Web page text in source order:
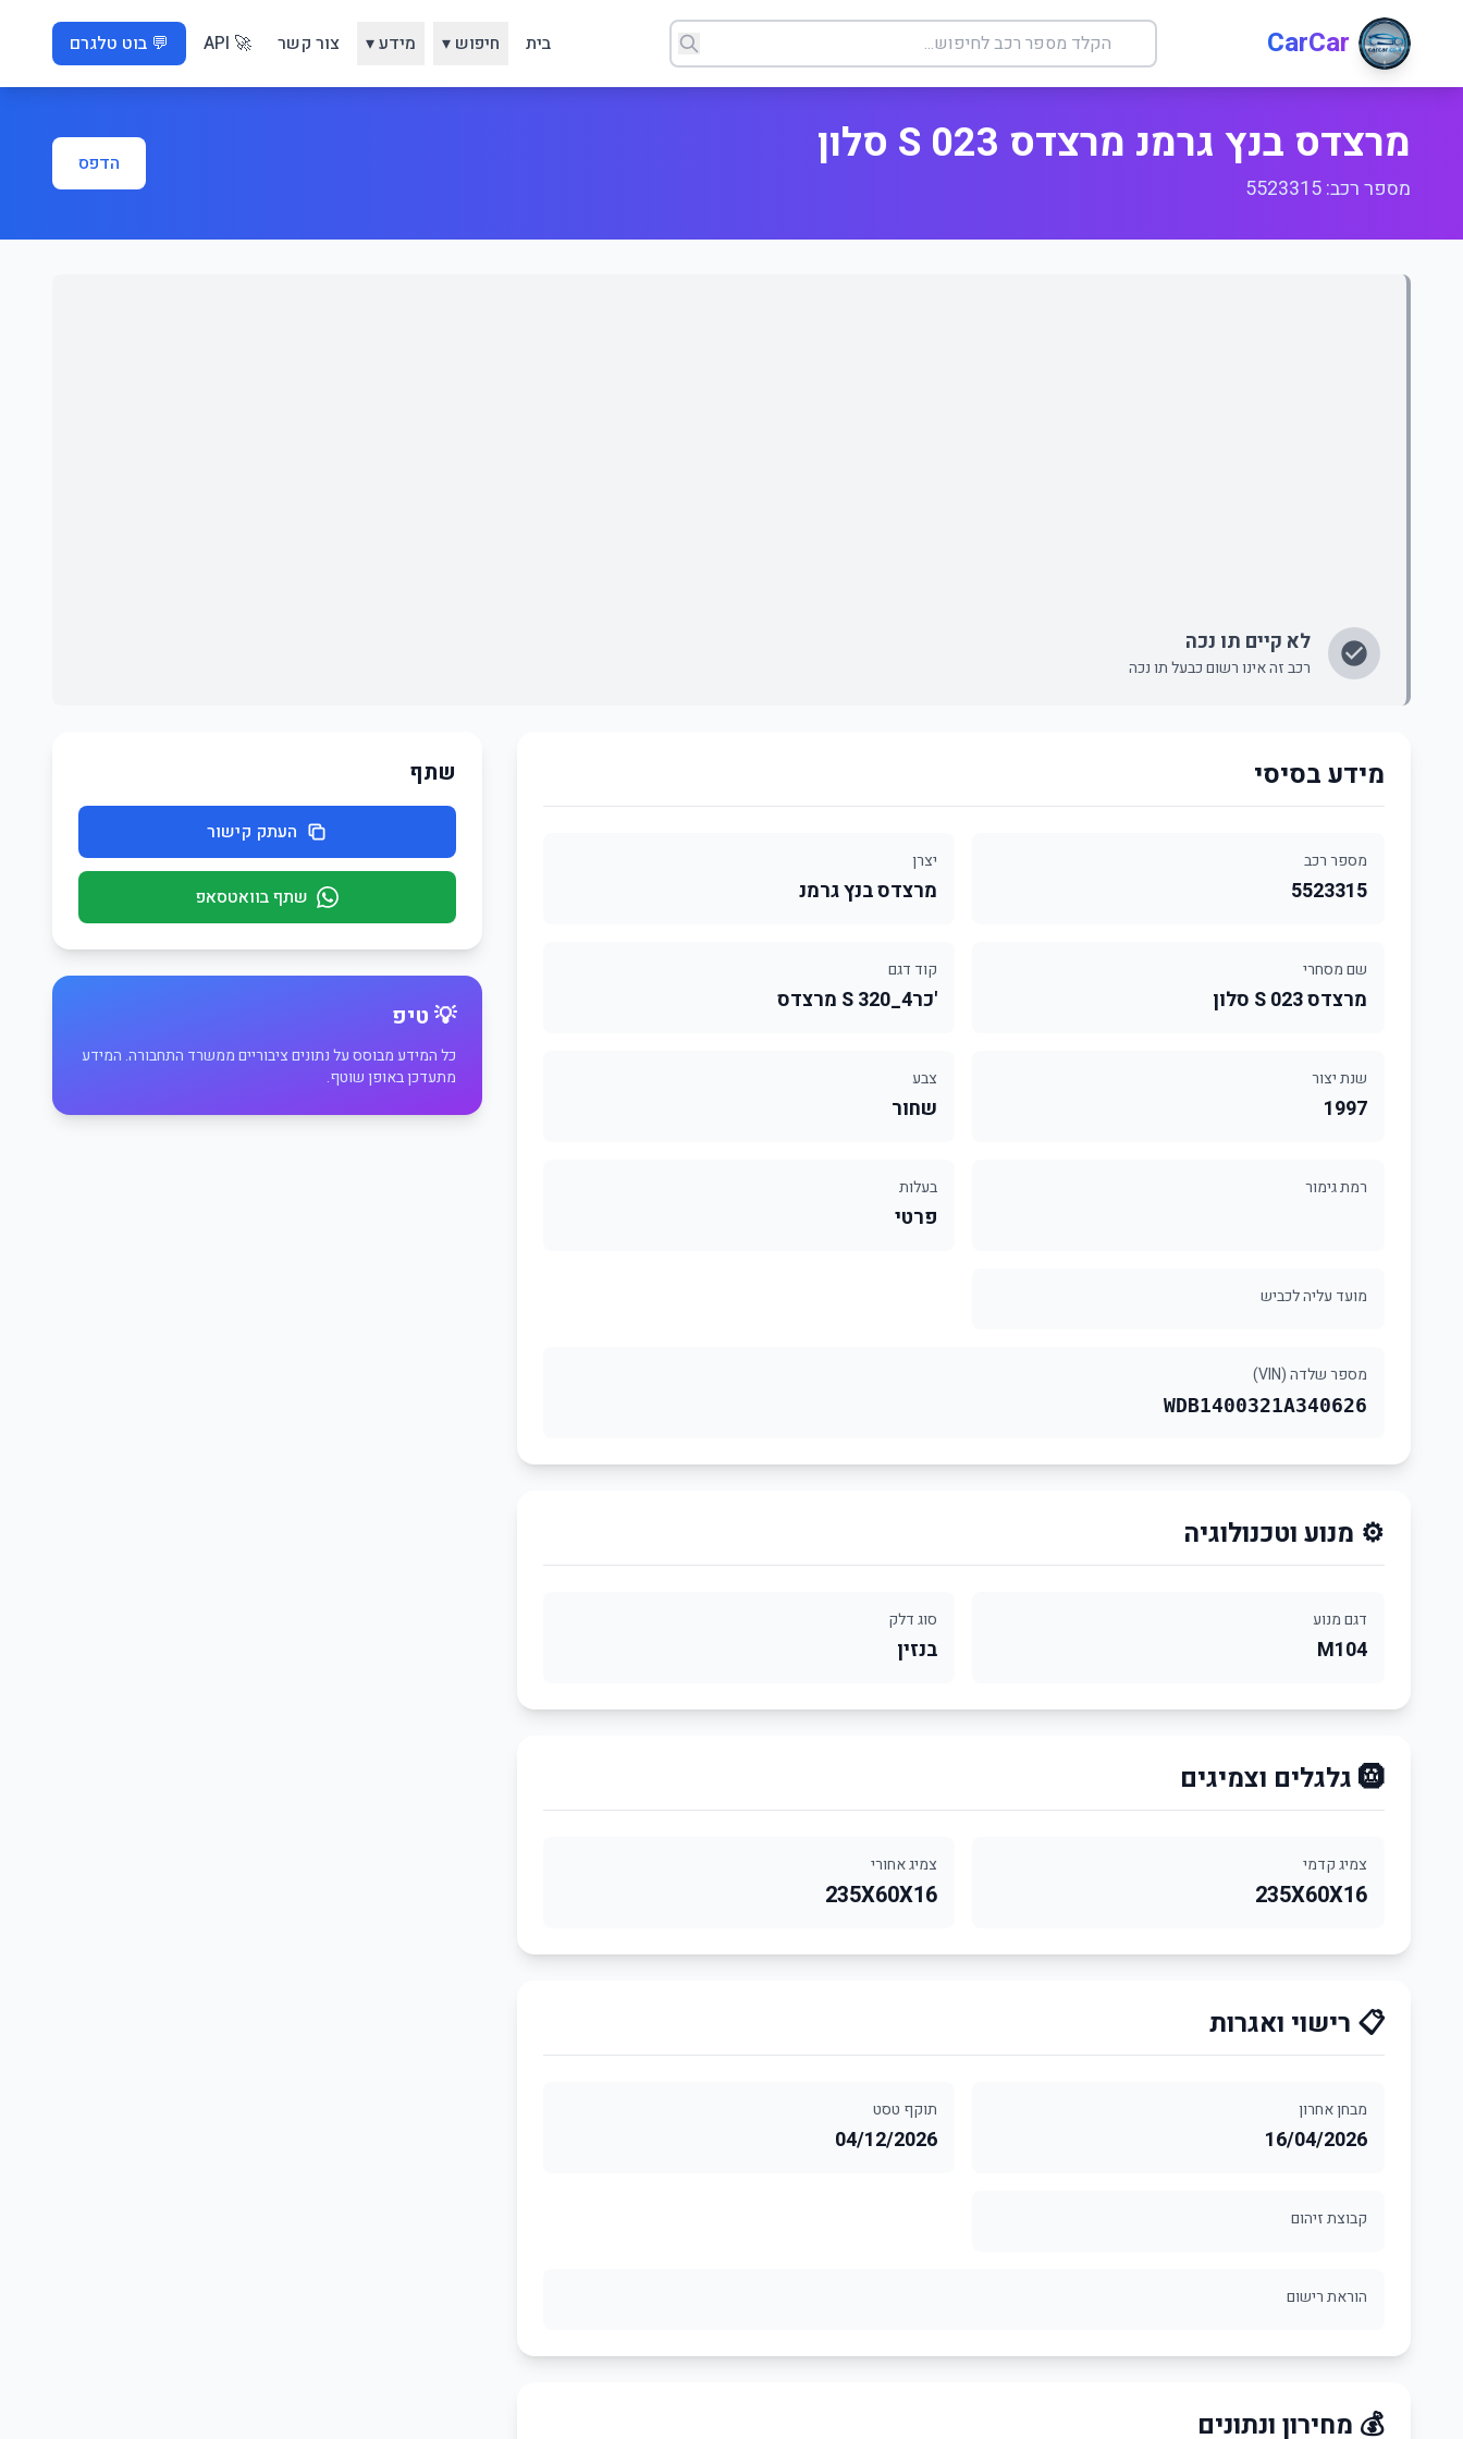
CarCar בית חיפוש ▾ מידע ▾ צור קשר 🚀 API 💬 בוט טלגרם
מרצדס בנץ גרמנ מרצדס 023 S סלון
מספר רכב: 5523315
הדפס
לא קיים תו נכה
רכב זה אינו רשום כבעל תו נכה
מידע בסיסי
מספר רכב
5523315
יצרן
מרצדס בנץ גרמנ
שם מסחרי
מרצדס 023 S סלון
קוד דגם
'כר4_S 320 מרצדס
שנת יצור
1997
צבע
שחור
רמת גימור בעלות
פרטי
מועד עליה לכביש
מספר שלדה (VIN)
WDB1400321A340626
⚙️ מנוע וטכנולוגיה
דגם מנוע
M104
סוג דלק
בנזין
🛞 גלגלים וצמיגים
צמיג קדמי
235X60X16
צמיג אחורי
235X60X16
📋 רישוי ואגרות
מבחן אחרון
16/04/2026
תוקף טסט
04/12/2026
קבוצת זיהום
הוראת רישום
💰 מחירון ונתונים
שתף
העתק קישור
שתף בוואטסאפ
💡 טיפ
כל המידע מבוסס על נתונים ציבוריים ממשרד התחבורה. המידע
מתעדכן באופן שוטף.